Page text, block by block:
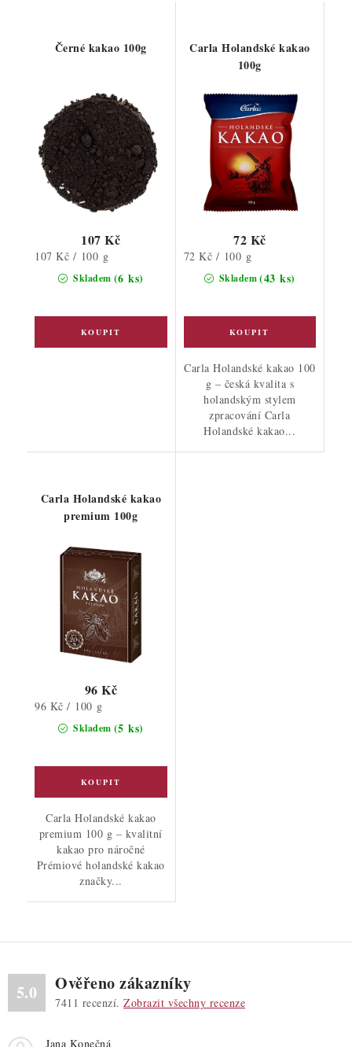
Černé kakao 100g
Skladem (6 ks)
107 Kč
Měrná
107 Kč / 100 g
Carla Holandské kakao
100g
Skladem(43 ks)
72 Kč
Měrná
cena:
72 Kč / 100 g
Carla Holandské kakao 100
g – česká kvalita s
holandským stylem
zpracování Carla
Holandské kakao...
Carla Holandské kakao
premium 100g
Skladem (5 ks)
96 Kč
Měrná
96 Kč / 100 g
Carla Holandské kakao
premium 100 g – kvalitní
kakao pro náročné
Prémiové holandské kakao
značky...
5.0 Ověřeno zákazníky
7411 recenzí. Zobrazit všechny recenze
Jana Konečná